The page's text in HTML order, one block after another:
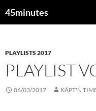
Inhalt
45minutes
PLAYLISTS 2017
PLAYLIST
06/03/2017 KÄPT'N